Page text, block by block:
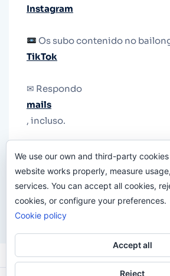
Instagram
Os subo contenido no
TikTok
✉ Respondo
mails
, incluso.
le quiten el teléfono.
We use our own and third-party
website works properly, measure
services. You can accept all cookies,
cookies, or configure your preferences.
Cookie policy
Accept all
Reject